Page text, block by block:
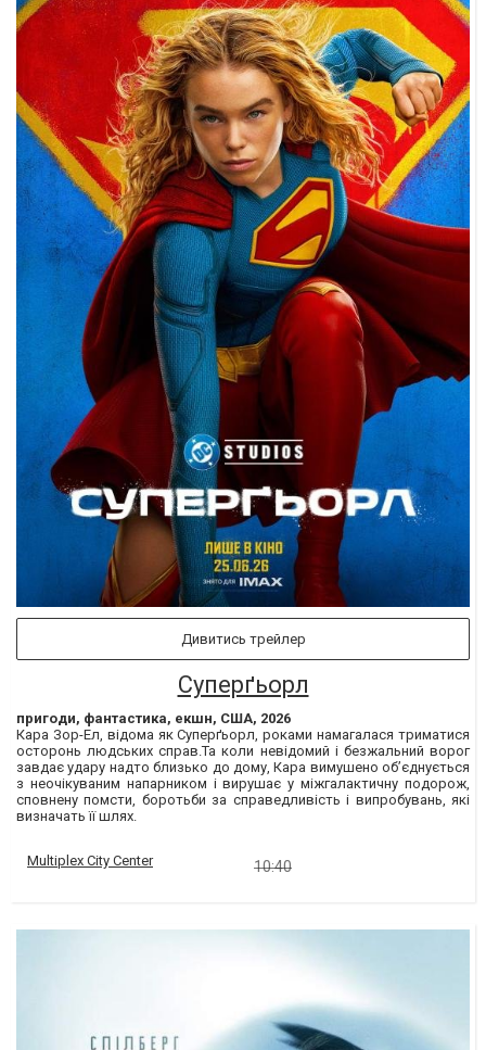
Дивитись трейлер
Суперґьорл
пригоди, фантастика, екшн, США, 2026
Кара Зор-Ел, відома як Суперґьорл, роками намагалася триматися
осторонь людських справ.Та коли невідомий і безжальний ворог
завдає удару надто близько до дому, Кара вимушено об’єднується
з неочікуваним напарником і вирушає у міжгалактичну подорож,
сповнену помсти, боротьби за справедливість і випробувань, які
визначать її шлях.
Multiplex City Center 10:40